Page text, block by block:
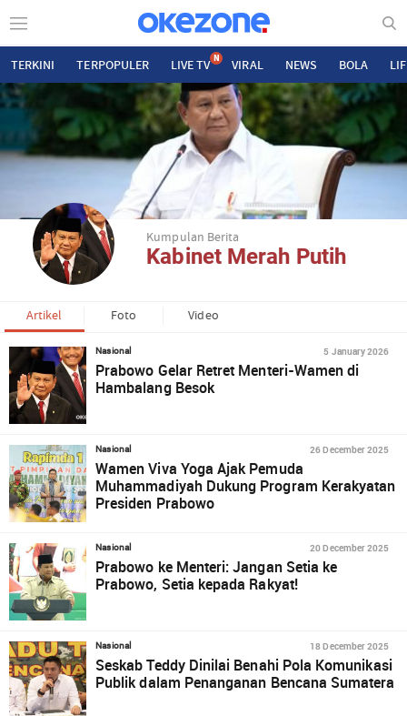
TERKINI TERPOPULER LIVE TV N VIRAL NEWS BOLA
Kumpulan Berita
Kabinet Merah Putih
Artikel Foto Video
Nasional 5 January 2026
Prabowo Gelar Retret Menteri-Wamen di
Hambalang Besok
Nasional 26 December 2025
Wamen Viva Yoga Ajak Pemuda
Muhammadiyah Dukung Program Kerakyatan
Presiden Prabowo
Nasional 20 December 2025
Prabowo ke Menteri: Jangan Setia ke
Prabowo, Setia kepada Rakyat!
Nasional 18 December 2025
Seskab Teddy Dinilai Benahi Pola Komunikasi
Publik dalam Penanganan Bencana Sumatera